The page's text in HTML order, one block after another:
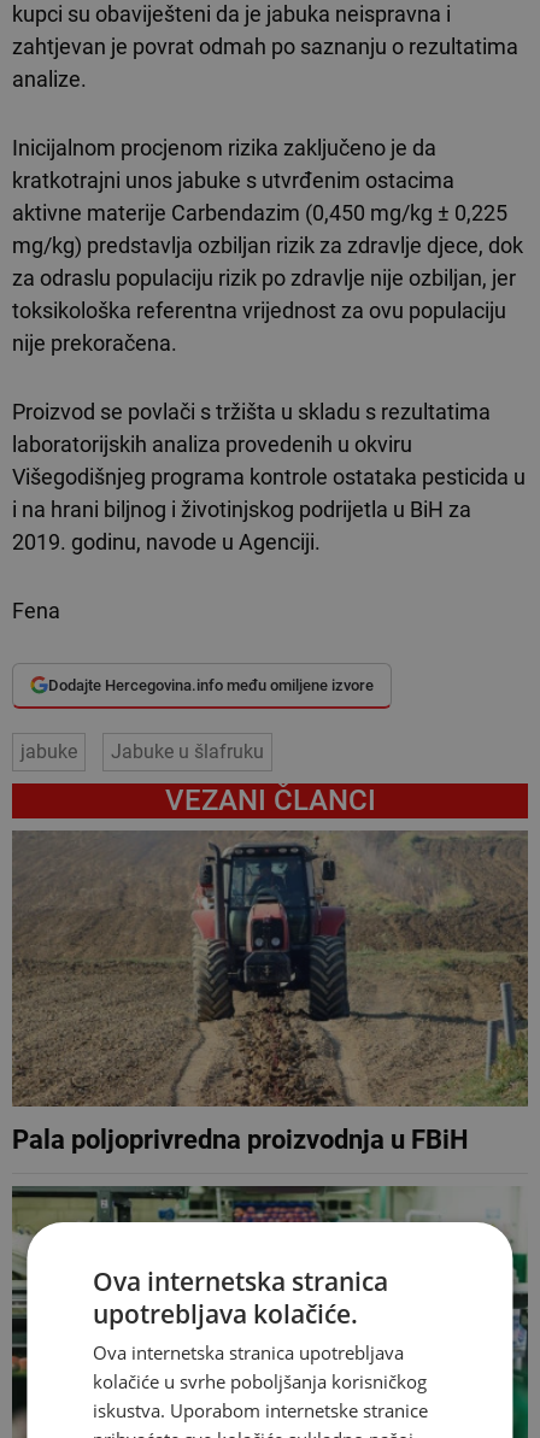
kupci su obaviješteni da je jabuka neispravna i
zahtjevan je povrat odmah po saznanju o rezultatima
analize.
Inicijalnom procjenom rizika zaključeno je da
kratkotrajni unos jabuke s utvrđenim ostacima
aktivne materije Carbendazim (0,450 mg/kg ± 0,225
mg/kg) predstavlja ozbiljan rizik za zdravlje djece, dok
za odraslu populaciju rizik po zdravlje nije ozbiljan, jer
toksikološka referentna vrijednost za ovu populaciju
nije prekoračena.
Proizvod se povlači s tržišta u skladu s rezultatima
laboratorijskih analiza provedenih u okviru
Višegodišnjeg programa kontrole ostataka pesticida u
i na hrani biljnog i životinjskog podrijetla u BiH za
2019. godinu, navode u Agenciji.
Fena
Dodajte Hercegovina.info među omiljene izvore
jabuke Jabuke u šlafruku
VEZANI ČLANCI
Pala poljoprivredna proizvodnja u FBiH
Ova internetska stranica
upotrebljava kolačiće.
Ova internetska stranica upotrebljava
kolačiće u svrhe poboljšanja korisničkog
iskustva. Uporabom internetske stranice